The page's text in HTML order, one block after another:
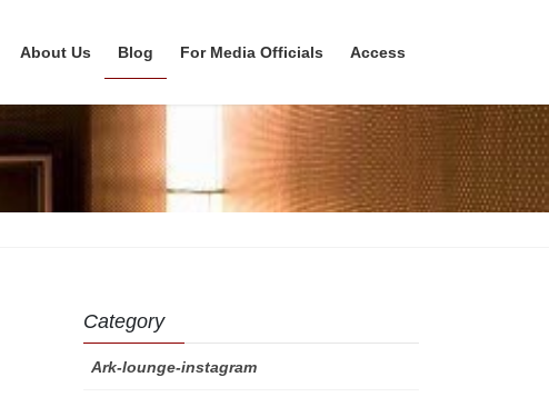
About Us Blog For Media Officials Access
Category
Ark-lounge-instagram